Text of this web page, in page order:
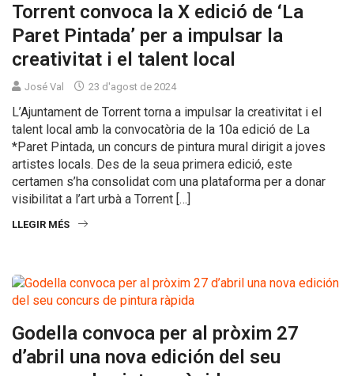
Torrent convoca la X edició de ‘La
Paret Pintada’ per a impulsar la
creativitat i el talent local
José Val 23 d'agost de 2024
L’Ajuntament de Torrent torna a impulsar la creativitat i el
talent local amb la convocatòria de la 10a edició de La
*Paret Pintada, un concurs de pintura mural dirigit a joves
artistes locals. Des de la seua primera edició, este
certamen s’ha consolidat com una plataforma per a donar
visibilitat a l’art urbà a Torrent […]
LLEGIR MÉS
Godella convoca per al pròxim 27
d’abril una nova edición del seu